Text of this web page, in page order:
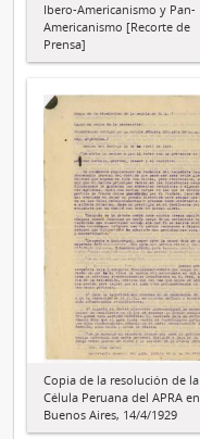
Ibero-Americanismo y Pan-
Americanismo [Recorte de
Prensa]
Copia de la resolución de la
Célula Peruana del APRA en
Buenos Aires, 14/4/1929